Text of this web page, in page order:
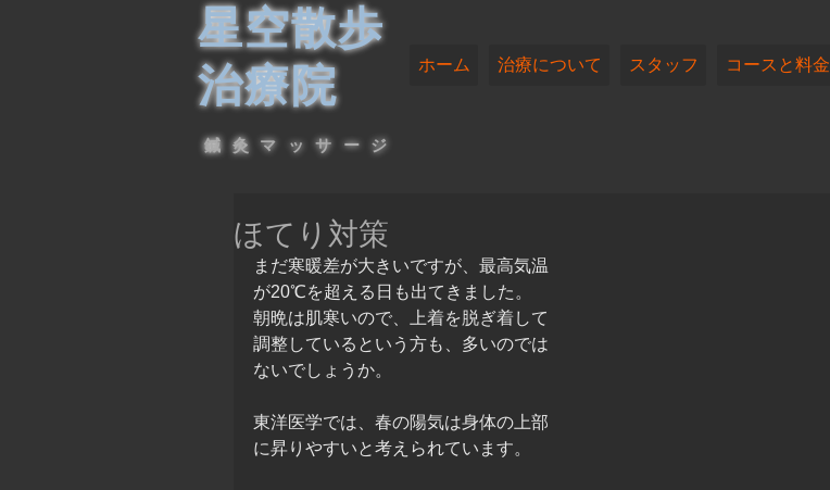
星空散歩
治療院
ホーム 治療について スタッフ コースと料金
鍼灸マッサージ
ほてり対策
まだ寒暖差が大きいですが、最高気温
が20℃を超える日も出てきました。
朝晩は肌寒いので、上着を脱ぎ着して
調整しているという方も、多いのでは
ないでしょうか。
東洋医学では、春の陽気は身体の上部
に昇りやすいと考えられています。